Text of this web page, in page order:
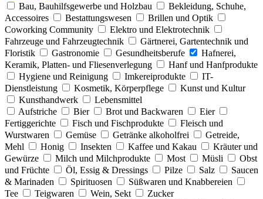
Bau, Bauhilfsgewerbe und Holzbau
Bekleidung, Schuhe,
Accessoires
Bestattungswesen
Brillen und Optik
Coworking Community
Elektro und Elektrotechnik
Fahrzeuge und Fahrzeugtechnik
Gärtnerei, Gartentechnik und
Floristik
Gastronomie Gesundheitsberufe
Hafnerei,
Keramik, Platten- und Fliesenverlegung
Hanf und Hanfprodukte
Hygiene und Reinigung
Imkereiprodukte
IT-
Dienstleistung
Kosmetik, Körperpflege
Kunst und Kultur
Kunsthandwerk
Lebensmittel
Aufstriche
Bier Brot und Backwaren
Eier
Fertiggerichte
Fisch und Fischprodukte
Fleisch und
Wurstwaren
Gemüse Getränke alkoholfrei
Getreide,
Mehl
Honig Insekten Kaffee und Kakau
Kräuter und
Gewürze
Milch und Milchprodukte Most Müsli
Obst
und Früchte
Öl, Essig & Dressings Pilze Salz
Saucen
& Marinaden
Spirituosen
Süßwaren und Knabbereien
Tee
Teigwaren Wein, Sekt
Zucker